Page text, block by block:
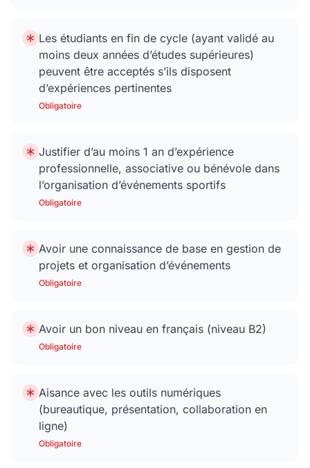
Les étudiants en fin de cycle (ayant validé au
moins deux années d’études supérieures)
peuvent être acceptés s’ils disposent
d’expériences pertinentes
Obligatoire
Justifier d’au moins 1 an d’expérience
professionnelle, associative ou bénévole dans
l’organisation d’événements sportifs
Obligatoire
Avoir une connaissance de base en gestion de
projets et organisation d’événements
Obligatoire
Avoir un bon niveau en français (niveau B2)
Obligatoire
Aisance avec les outils numériques
(bureautique, présentation, collaboration en
ligne)
Obligatoire